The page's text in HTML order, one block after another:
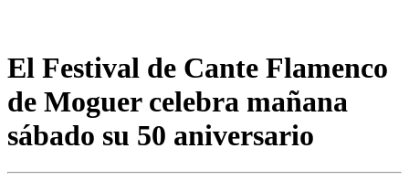
El Festival de Cante Flamenco
de Moguer celebra mañana
sábado su 50 aniversario